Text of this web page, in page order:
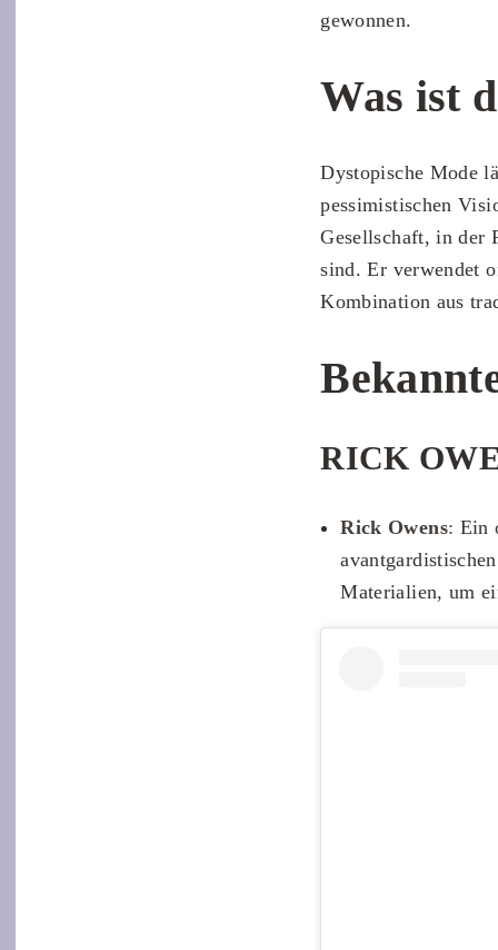
gewonnen.
Was ist
Dystopische Mode
pessimistischen
Gesellschaft, in der
sind. Er verwendet
Kombination aus
RICK
Rick Owens: Ein
Materialien, um